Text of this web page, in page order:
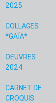
2025
COLLAGES
*GAÏA*
OEUVRES
2024
CARNET DE
CROQUIS